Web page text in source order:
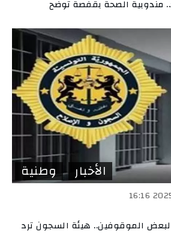
مندوبية الصحة بقفصة توضح
الأخبار وطنية
الموقوفين.. هيئة السجون ترد